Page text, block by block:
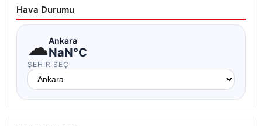
Hava Durumu
☁Ankara
NaN°C
ŞEHIR SEÇ